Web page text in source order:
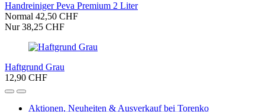
Handreiniger Peva Premium 2 Liter
Normal 42,50 CHF
Nur 38,25 CHF
Haftgrund Grau
12,90 CHF
Aktionen, Neuheiten & Ausverkauf bei Torenko